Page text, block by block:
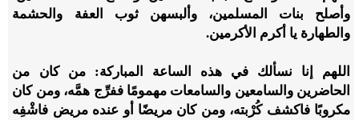
وأصلح بنات المسلمين، وألبسهن ثوب العفة والحشمة
والطهارة يا أكرم الأكرمين.
اللهم إنا نسألك في هذه الساعة المباركة: من كان من
الحاضرين والسامعين والسامعات مهمومًا ففرِّج همَّه، ومن كان
مكروبًا فاكشف كُرْبته، ومن كان مريضًا أو عنده مريض فاشْفِه